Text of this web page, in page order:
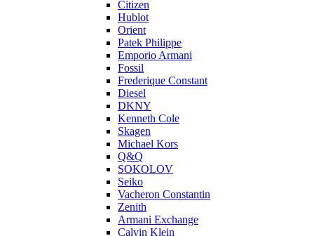
Citizen
Hublot
Orient
Patek Philippe
Emporio Armani
Fossil
Frederique Constant
Diesel
DKNY
Kenneth Cole
Skagen
Michael Kors
Q&Q
SOKOLOV
Seiko
Vacheron Constantin
Zenith
Armani Exchange
Calvin Klein